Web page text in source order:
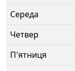
Середа
Четвер
П'ятниця